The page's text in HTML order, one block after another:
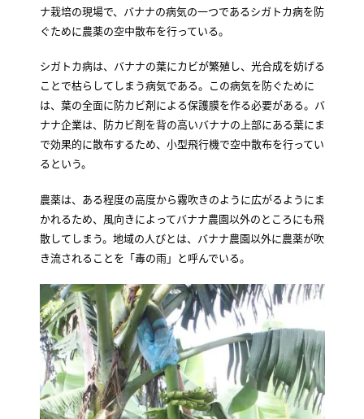
ナ栽培の現場で、バナナの病気の一つであるシガトカ病を防
ぐために農薬の空中散布を行っている。
シガトカ病は、バナナの葉にカビが繁殖し、光合成を妨げる
ことで枯らしてしまう病気である。この病気を防ぐために
は、葉の全面に防カビ剤による保護膜を作る必要がある。バ
ナナ企業は、防カビ剤を背の高いバナナの上部にある葉にま
で効果的に散布するため、小型飛行機で空中散布を行ってい
るという。
農薬は、ある程度の高度から霧吹きのように広がるようにま
かれるため、風向きによってバナナ農園以外のところにも飛
散してしまう。地域の人びとは、バナナ農園以外に農薬が吹
き流されることを「毒の雨」と呼んでいる。